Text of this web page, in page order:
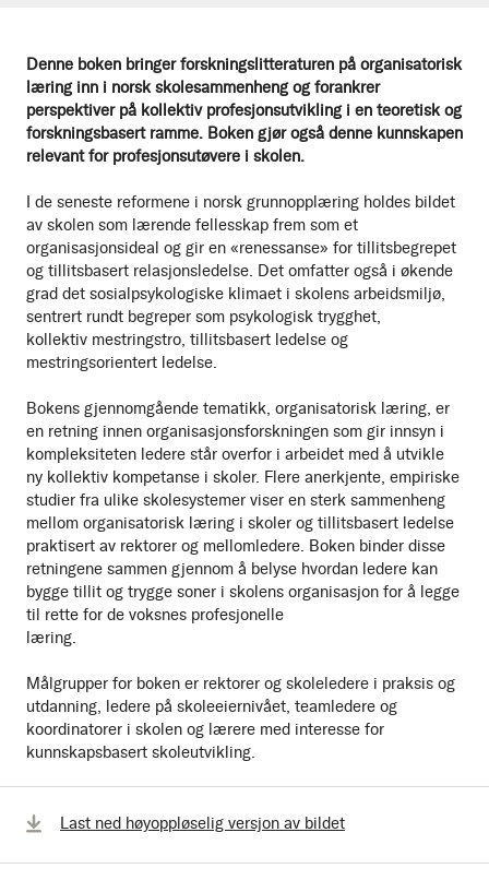
Denne boken bringer forskningslitteraturen på organisatorisk
læring inn i norsk skolesammenheng og forankrer
perspektiver på kollektiv profesjonsutvikling i en teoretisk og
forskningsbasert ramme. Boken gjør også denne kunnskapen
relevant for profesjonsutøvere i skolen.
I de seneste reformene i norsk grunnopplæring holdes bildet
av skolen som lærende fellesskap frem som et
organisasjonsideal og gir en «renessanse» for tillitsbegrepet
og tillitsbasert relasjonsledelse. Det omfatter også i økende
grad det sosialpsykologiske klimaet i skolens arbeidsmiljø,
sentrert rundt begreper som psykologisk trygghet,
kollektiv mestringstro, tillitsbasert ledelse og
mestringsorientert ledelse.
Bokens gjennomgående tematikk, organisatorisk læring, er
en retning innen organisasjonsforskningen som gir innsyn i
kompleksiteten ledere står overfor i arbeidet med å utvikle
ny kollektiv kompetanse i skoler. Flere anerkjente, empiriske
studier fra ulike skolesystemer viser en sterk sammenheng
mellom organisatorisk læring i skoler og tillitsbasert ledelse
praktisert av rektorer og mellomledere. Boken binder disse
retningene sammen gjennom å belyse hvordan ledere kan
bygge tillit og trygge soner i skolens organisasjon for å legge
til rette for de voksnes profesjonelle
læring.
Målgrupper for boken er rektorer og skoleledere i praksis og
utdanning, ledere på skoleeiernivået, teamledere og
koordinatorer i skolen og lærere med interesse for
kunnskapsbasert skoleutvikling.
Last ned høyoppløselig versjon av bildet